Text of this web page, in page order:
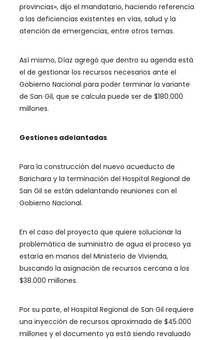
provincias», dijo el mandatario, haciendo referencia
a las deficiencias existentes en vías, salud y la
atención de emergencias, entre otros temas.
Así mismo, Díaz agregó que dentro su agenda está
el de gestionar los recursos necesarios ante el
Gobierno Nacional para poder terminar la variante
de San Gil, que se calcula puede ser de $180.000
millones.
Gestiones adelantadas
Para la construcción del nuevo acueducto de
Barichara y la terminación del Hospital Regional de
San Gil se están adelantando reuniones con el
Gobierno Nacional.
En el caso del proyecto que quiere solucionar la
problemática de suministro de agua el proceso ya
estaría en manos del Ministerio de Vivienda,
buscando la asignación de recursos cercana a los
$38.000 millones.
Por su parte, el Hospital Regional de San Gil requiere
una inyección de recursos aproximada de $45.000
millones y el documento ya está siendo revaluado